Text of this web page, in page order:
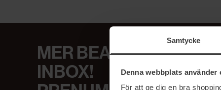
Samtycke
Denna webbplats använder
För att ge dig en bra
MER BEAUTY I DIN
INBOX!